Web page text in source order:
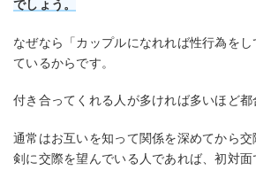
でしょう。
なぜなら「カップルになれれば性行為を
ているからです。
付き合ってくれる人が多ければ多いほど都
通常はお互いを知って関係を深めてから
剣に交際を望んでいる人であれば、初対